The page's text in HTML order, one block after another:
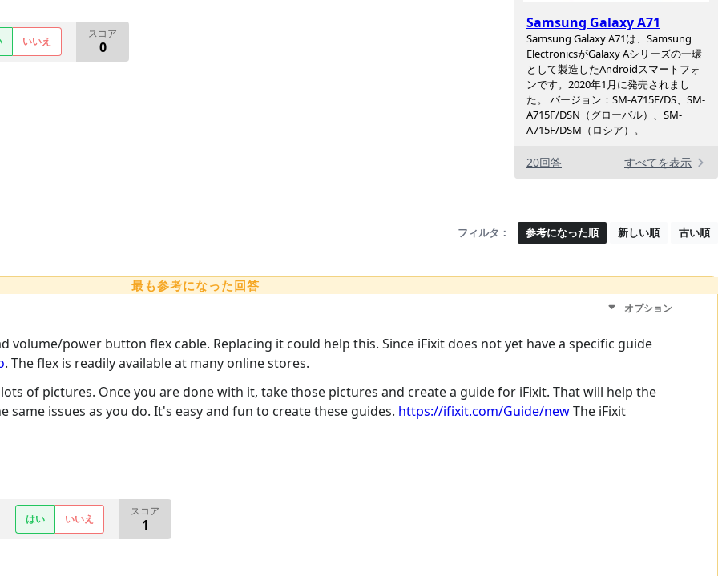
Samsung Galaxy A71
Samsung Galaxy A71は、Samsung
ElectronicsがGalaxy Aシリーズの一環
として製造したAndroidスマートフォ
ンです。2020年1月に発売されまし
た。 バージョン：SM-A715F/DS、SM-
A715F/DSN（グローバル）、SM-
A715F/DSM（ロシア）。
20回答 すべてを表示
いいえ
スコア
0
フィルタ： 参考になった順 新しい順 古い順
最も参考になった回答
オプション
volume/power button flex cable. Replacing it could help this. Since iFixit does not yet have a specific guide
. The flex is readily available at many online stores.
of pictures. Once you are done with it, take those pictures and create a guide for iFixit. That will help the
same issues as you do. It's easy and fun to create these guides. https://ifixit.com/Guide/newThe iFixit
はい いいえ
スコア
1